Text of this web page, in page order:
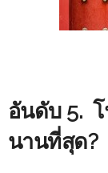
อันดับ 5. โ
นานที่สุด?